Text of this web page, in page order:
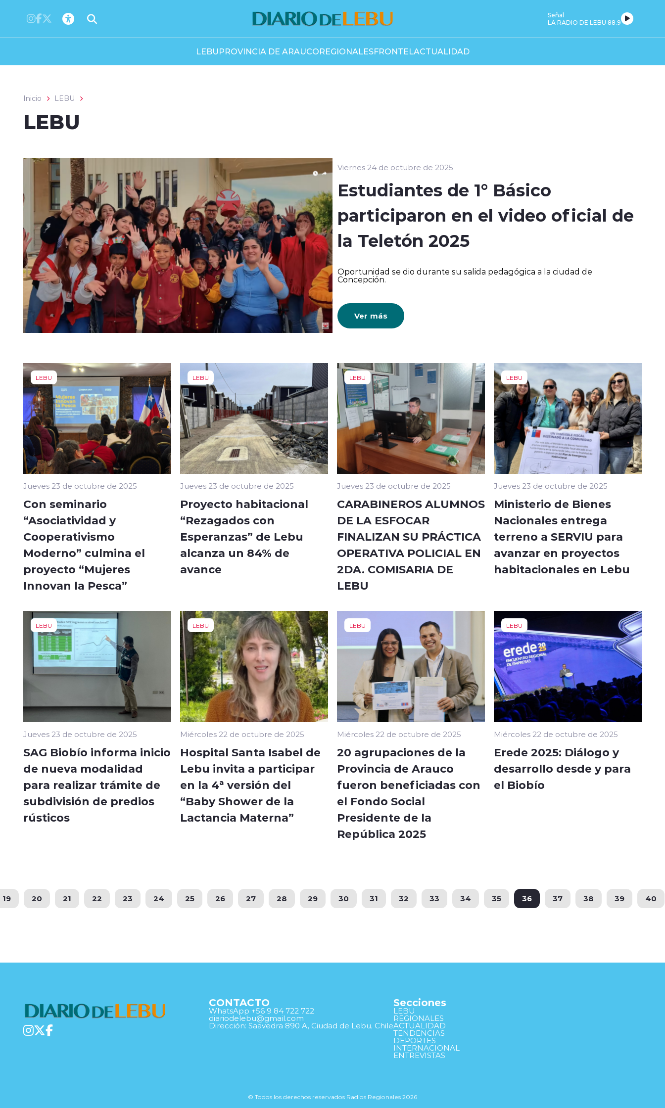
Señal
LA RADIO DE LEBU 88.9
LEBUPROVINCIA DE ARAUCOREGIONALESFRONTELACTUALIDAD
Inicio LEBU
LEBU
Viernes 24 de octubre de 2025
Estudiantes de 1° Básico
participaron en el video oficial de
la Teletón 2025
Oportunidad se dio durante su salida pedagógica a la ciudad de
Concepción.
Ver más
LEBU
Jueves 23 de octubre de 2025
Con seminario
“Asociatividad y
Cooperativismo
Moderno” culmina el
proyecto “Mujeres
Innovan la Pesca”
LEBU
Jueves 23 de octubre de 2025
Proyecto habitacional
“Rezagados con
Esperanzas” de Lebu
alcanza un 84% de
avance
LEBU
Jueves 23 de octubre de 2025
CARABINEROS ALUMNOS
DE LA ESFOCAR
FINALIZAN SU PRÁCTICA
OPERATIVA POLICIAL EN
2DA. COMISARIA DE
LEBU
LEBU
Jueves 23 de octubre de 2025
Ministerio de Bienes
Nacionales entrega
terreno a SERVIU para
avanzar en proyectos
habitacionales en Lebu
LEBU
Jueves 23 de octubre de 2025
SAG Biobío informa inicio
de nueva modalidad
para realizar trámite de
subdivisión de predios
rústicos
LEBU
Miércoles 22 de octubre de 2025
Hospital Santa Isabel de
Lebu invita a participar
en la 4ª versión del
“Baby Shower de la
Lactancia Materna”
LEBU
Miércoles 22 de octubre de 2025
20 agrupaciones de la
Provincia de Arauco
fueron beneficiadas con
el Fondo Social
Presidente de la
República 2025
LEBU
Miércoles 22 de octubre de 2025
Erede 2025: Diálogo y
desarrollo desde y para
el Biobío
19 20 21 22 23 24 25 26 27 28 29 30 31 32 33 34 35 36 37 38 39 40
CONTACTO
WhatsApp +56 9 84 722 722
diariodelebu@gmail.com
Dirección: Saavedra 890 A, Ciudad de Lebu, Chile
Secciones
LEBU
REGIONALES
ACTUALIDAD
TENDENCIAS
DEPORTES
INTERNACIONAL
ENTREVISTAS
© Todos los derechos reservados Radios Regionales 2026